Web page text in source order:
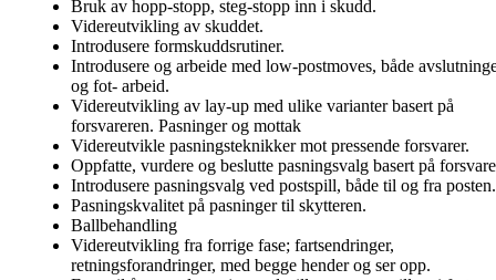
Bruk av hopp-stopp, steg-stopp inn i skudd.
Videreutvikling av skuddet.
Introdusere formskuddsrutiner.
Introdusere og arbeide med low-postmoves, både
og fot- arbeid.
Videreutvikling av lay-up med ulike varianter basert på
forsvareren. Pasninger og mottak
Videreutvikle pasningsteknikker mot pressende forsvarer.
Oppfatte, vurdere og beslutte pasningsvalg basert på
Introdusere pasningsvalg ved postspill, både til og fra posten.
Pasningskvalitet på pasninger til skytteren.
Ballbehandling
Videreutvikling fra forrige fase; fartsendringer,
retningsforandringer, med begge hender og ser opp.